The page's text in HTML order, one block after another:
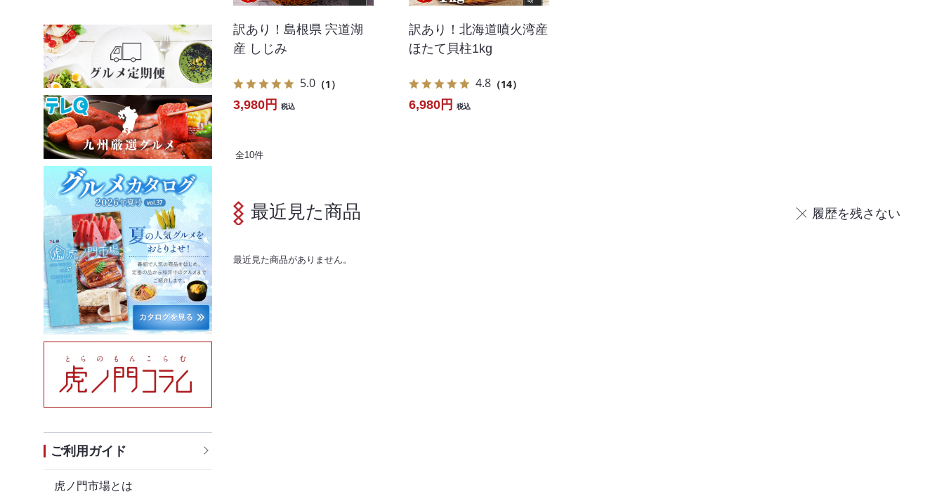
ご利用ガイド
虎ノ門市場とは
訳あり！島根県 宍道湖
産 しじみ
5.0 （1）
3,980円 税込
訳あり！北海道噴火湾産
ほたて貝柱1kg
4.8 （14）
6,980円 税込
全10件
最近見た商品 履歴を残さない
最近見た商品がありません。